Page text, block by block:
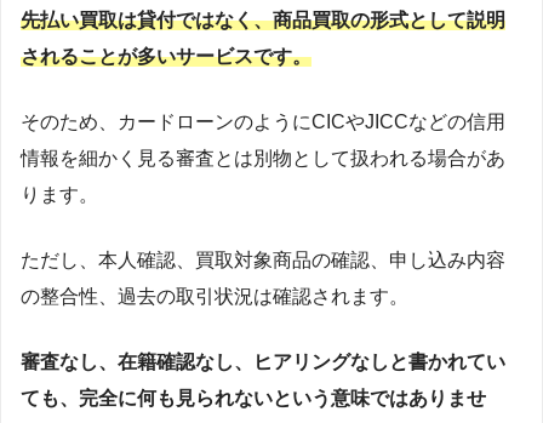
先払い買取は貸付ではなく、商品買取の形式として説明
されることが多いサービスです。
そのため、カードローンのようにCICやJICCなどの信用
情報を細かく見る審査とは別物として扱われる場合があ
ります。
ただし、本人確認、買取対象商品の確認、申し込み内容
の整合性、過去の取引状況は確認されます。
審査なし、在籍確認なし、ヒアリングなしと書かれてい
ても、完全に何も見られないという意味ではありませ